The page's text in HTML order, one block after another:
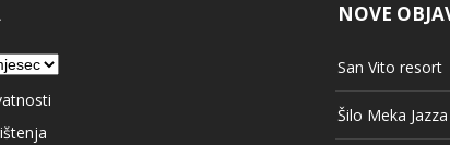
NOVE
San Vito resort
Šilo Meka Jazza